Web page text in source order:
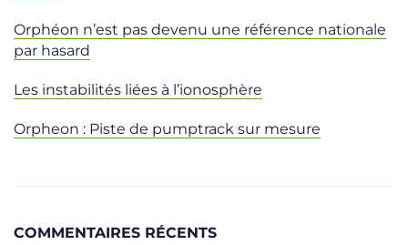
Orphéon n’est pas devenu une référence nationale
par hasard
Les instabilités liées à l’ionosphère
Orpheon : Piste de pumptrack sur mesure
COMMENTAIRES RÉCENTS